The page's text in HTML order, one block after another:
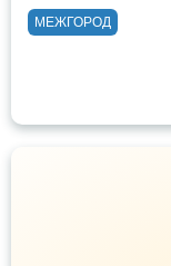
МЕЖГОРОД